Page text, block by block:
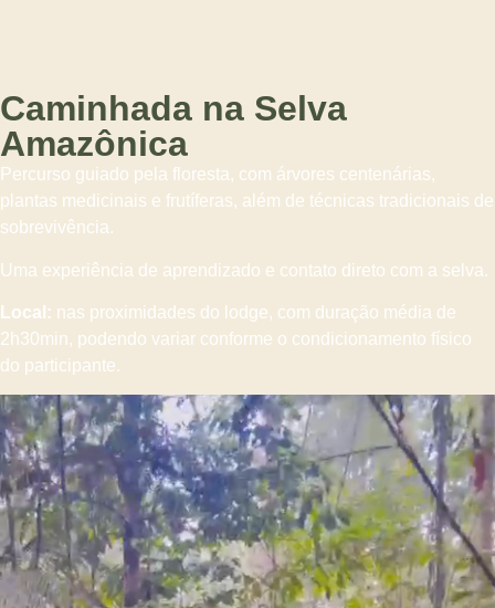
Caminhada na Selva
Amazônica
Percurso guiado pela floresta, com árvores centenárias,
plantas medicinais e frutíferas, além de técnicas tradicionais de
sobrevivência.
Uma experiência de aprendizado e contato direto com a selva.
Local: nas proximidades do lodge, com duração média de
2h30min, podendo variar conforme o condicionamento físico
do participante.